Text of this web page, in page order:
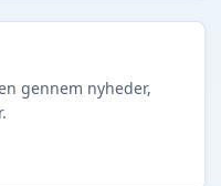
gennem nyheder,